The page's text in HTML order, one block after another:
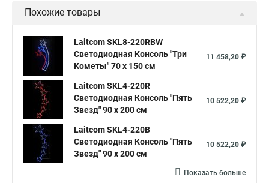
Похожие товары
Laitcom SKL8-220RBW
Светодиодная Консоль "Три
Кометы" 70 x 150 см
11 458,20 ₽
Laitcom SKL4-220R
Светодиодная Консоль "Пять
Звезд" 90 x 200 см
10 522,20 ₽
Laitcom SKL4-220B
Светодиодная Консоль "Пять
Звезд" 90 x 200 см
10 522,20 ₽
Показать больше